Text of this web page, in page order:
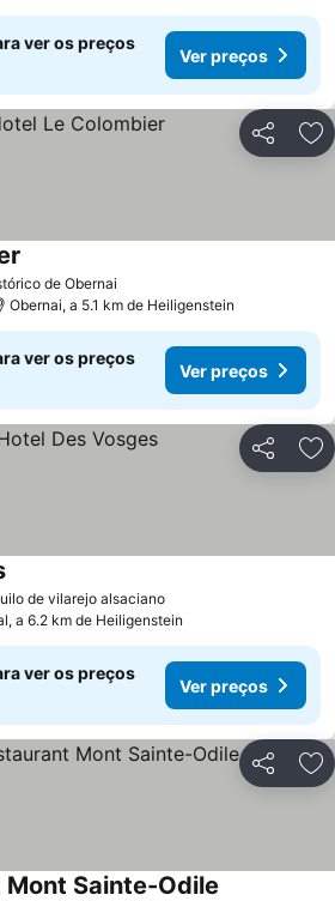
ver os preços
Ver preços
Partilhar
de Obernai
Obernai, a 5.1 km de Heiligenstein
ver os preços
Ver preços
Partilhar
de vilarejo alsaciano
a 6.2 km de Heiligenstein
ver os preços
Ver preços
Partilhar
Sainte-Odile